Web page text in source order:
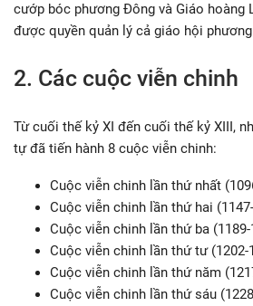
cướp bóc phương Đông và Giáo hoàng
được quyền quản lý cả giáo hội
2. Các cuộc viễn chinh
Từ cuối thế kỷ XI đến cuối thế kỷ XIII,
tự đã tiến hành 8 cuộc viễn chinh:
Cuộc viễn chinh lần thứ nhất
Cuộc viễn chinh lần thứ hai
Cuộc viễn chinh lần thứ ba (1189-
Cuộc viễn chinh lần thứ tư (1202-
Cuộc viễn chinh lần thứ năm
Cuộc viễn chinh lần thứ sáu